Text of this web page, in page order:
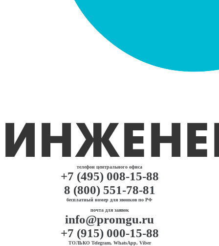
телефон центрального офиса
+7 (495) 008-15-88
8 (800) 551-78-81
бесплатный номер для звонков по РФ
почта для заявок
info@promgu.ru
+7 (915) 000-15-88
ТОЛЬКО Telegram, WhatsApp, Viber